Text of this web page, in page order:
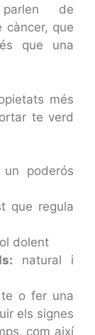
de
càncer, que
que una
més
te verd
poderós
que regula
dolent
natural i
o fer una
els signes
com així